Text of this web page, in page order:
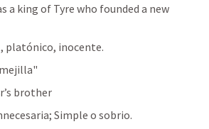
a king of Tyre who founded a new
platónico, inocente.
brother
Simple o sobrio.